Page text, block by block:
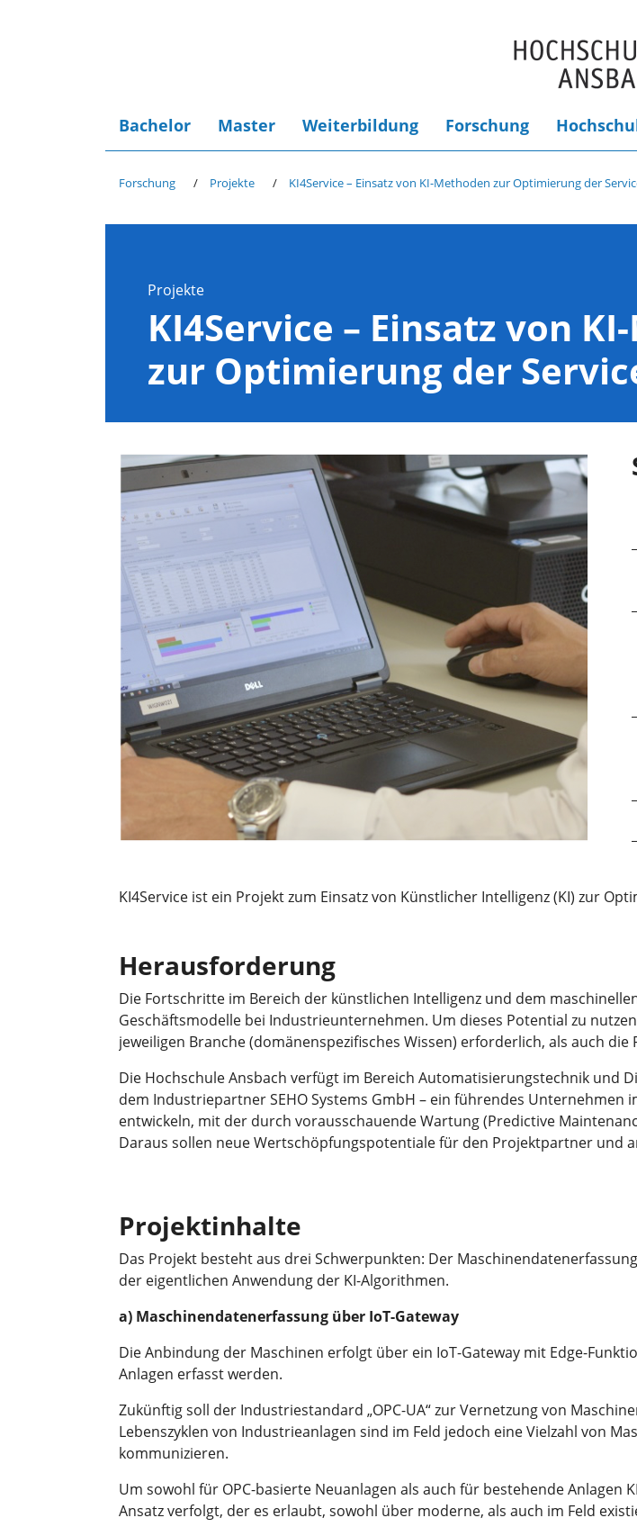
Bachelor Master Weiterbildung Forschung
Forschung Projekte KI4Service – Einsatz von KI-Methoden zur Optimierung der
Projekte
KI4Service – Einsatz von
zur Optimierung der
KI4Service ist ein Projekt zum Einsatz von Künstlicher Intelligenz (KI) zur
Herausforderung
Die Fortschritte im Bereich der künstlichen Intelligenz und dem
Geschäftsmodelle bei Industrieunternehmen. Um dieses Potential zu
jeweiligen Branche (domänenspezifisches Wissen) erforderlich, als auch
Die Hochschule Ansbach verfügt im Bereich Automatisierungstechnik und
dem Industriepartner SEHO Systems GmbH – ein führendes
entwickeln, mit der durch vorausschauende Wartung (Predictive
Daraus sollen neue Wertschöpfungspotentiale für den Projektpartner und
Projektinhalte
Das Projekt besteht aus drei Schwerpunkten: Der
der eigentlichen Anwendung der KI-Algorithmen.
a) Maschinendatenerfassung über IoT-Gateway
Die Anbindung der Maschinen erfolgt über ein IoT-Gateway mit Edge-
Anlagen erfasst werden.
Zukünftig soll der Industriestandard „OPC-UA“ zur Vernetzung von
Lebenszyklen von Industrieanlagen sind im Feld jedoch eine Vielzahl von
kommunizieren.
Um sowohl für OPC-basierte Neuanlagen als auch für bestehende Anlagen
Ansatz verfolgt, der es erlaubt, sowohl über moderne, als auch im Feld